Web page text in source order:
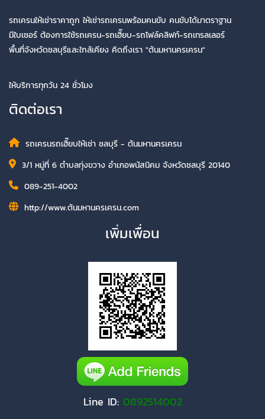
รถเครนให้เช่าราคาถูก ให้เช่ารถเครนพร้อมคนขับ คนขับได้มาตราฐาน
มีใบเซอร์ ต้องการใช้รถเครน-รถเฮี๊ยบ-รถโฟล์คลิฟท์-รถเทรลเลอร์
พื้นที่จังหวัดชลบุรีและใกล้เคียง คิดถึงเรา "ต้นมหานครเครน"
ให้บริการทุกวัน 24 ชั่วโมง
ติดต่อเรา
รถเครนรถเฮี๊ยบให้เช่า ชลบุรี - ต้นมหานครเครน
3/1 หมู่ที่ 6 ตำบลทุ่งขวาง อำเภอพนัสนิคม จังหวัดชลบุรี 20140
089-251-4002
http://www.ต้นมหานครเครน.com
เพิ่มเพื่อน
Line ID: 0892514002